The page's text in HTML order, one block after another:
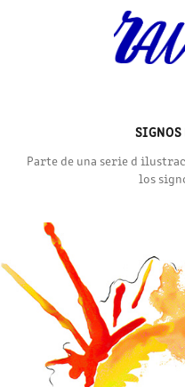
SIGNOS
Parte de una serie d
los